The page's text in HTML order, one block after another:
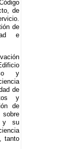
de
de
e
y
de
y
de
y su
tanto